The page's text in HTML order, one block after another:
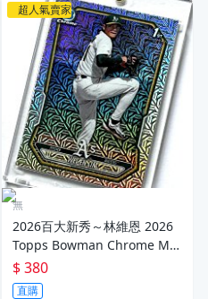
超人氣賣家
無
2026百大新秀～林維恩 2026
Topps Bowman Chrome Moj
o Refractor 新人雷射亮面卡 R
C～
$ 380
直購